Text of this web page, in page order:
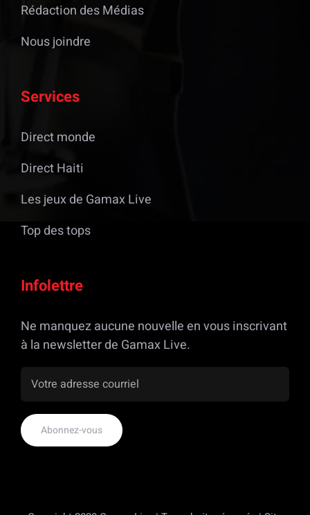
Rédaction des Médias
Nous joindre
Services
Direct monde
Direct Haiti
Les jeux de Gamax Live
Top des tops
Infolettre
Ne manquez aucune nouvelle en vous inscrivant
à la newsletter de Gamax Live.